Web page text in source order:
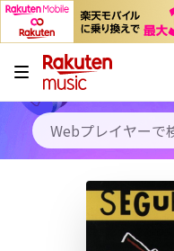
キャンペーン
料金プラン
使い方
初回30日間無料お試し